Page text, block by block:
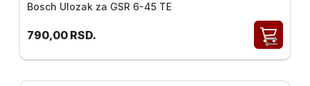
Bosch Ulozak za GSR 6-45 TE
790,00 RSD.